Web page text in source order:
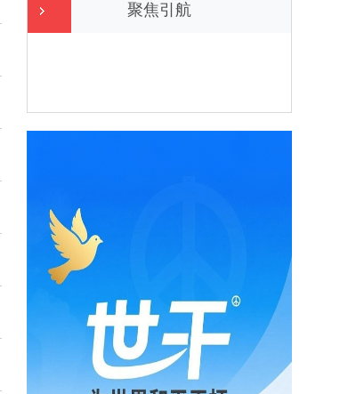
聚焦引航